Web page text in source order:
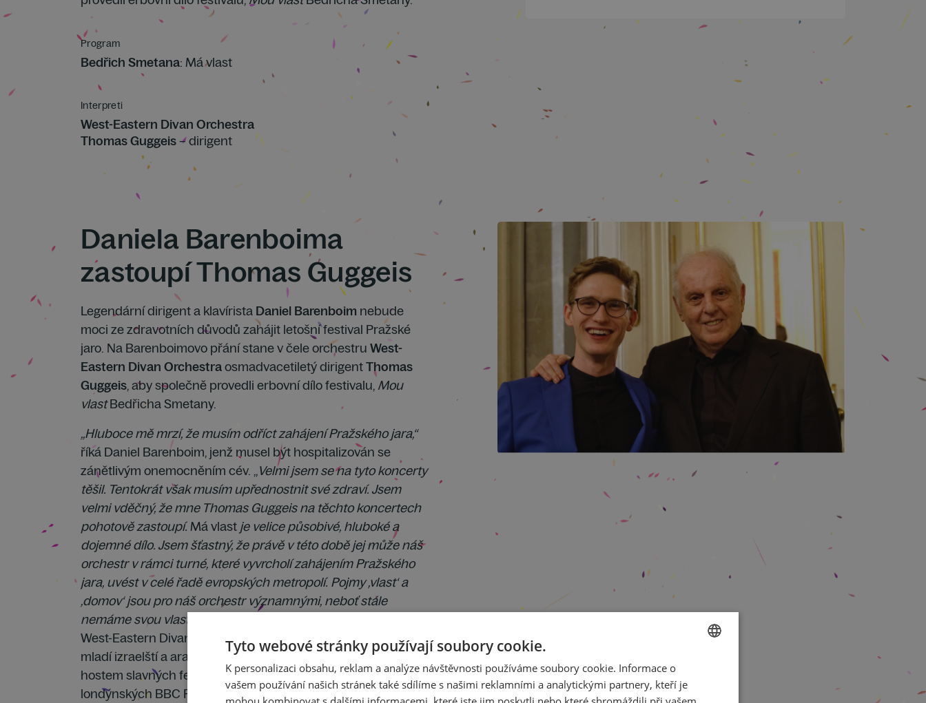
Program
Bedřich Smetana: Má vlast
Interpreti
West-Eastern Divan Orchestra
Thomas Guggeis– dirigent
Daniela Barenboima
zastoupí Thomas Guggeis
Legendární dirigent a klavírista Daniel Barenboim nebude
moci ze zdravotních důvodů zahájit letošní festival Pražské
jaro. Na Barenboimovo přání stane v čele orchestru West-
Eastern Divan Orchestraosmadvacetiletý dirigentThomas
Guggeis, aby společně provedli erbovní dílo festivalu, Mou
vlastBedřicha Smetany.
„Hluboce mě mrzí, že musím odříct zahájení Pražského jara,“
říká Daniel Barenboim, jenž musel být hospitalizován se
zánětlivým onemocněním cév. „Velmi jsem se na tyto koncerty
těšil. Tentokrát však musím upřednostnit své zdraví. Jsem
velmi vděčný, že mne Thomas Guggeis na těchto koncertech
pohotově zastoupí.Má vlast je velice působivé, hluboké a
dojemné dílo. Jsem šťastný, že právě v této době jej může náš
orchestr v rámci turné, které vyvrcholí zahájením Pražského
jara, uvést v celé řadě evropských metropolí. Pojmy ‚vlast‘ a
‚domov‘ jsou pro náš orchestr významnými, neboť stále
nemáme svou vlast a domov,“
West-Eastern Divan Orchestra, v němž bok po boku hrají
mladí izraelští a arabští hudebníci. Orchestr je pravidelným
hostem slavných festivalů v Salcburku, Lucernu a
londýnských BBC Proms, hrál také před papežem Benediktem
ENGLISH
Tyto webové stránky používají soubory cookie.
K personalizaci obsahu, reklam a analýze návštěvnosti používáme soubory cookie. Informace o
vašem používání našich stránek také sdílíme s našimi reklamními a analytickými partnery, kteří je